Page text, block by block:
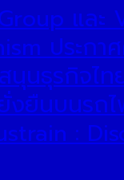
และ
ประกา
นธุรกิจไท
งยืนบนรถ
: